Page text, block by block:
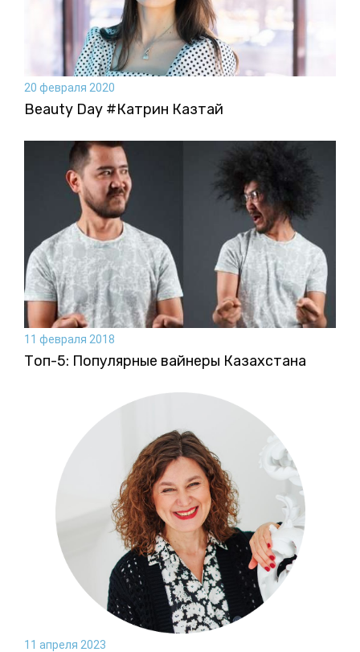
20 февраля 2020
Beauty Day #Катрин Казтай
11 февраля 2018
Топ-5: Популярные вайнеры Казахстана
11 апреля 2023